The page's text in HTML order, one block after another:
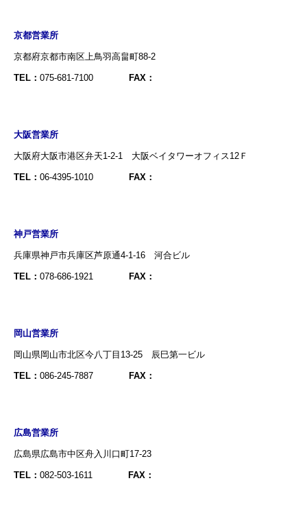
京都営業所
京都府京都市南区上鳥羽高畠町88-2
TEL： 075-681-7100 FAX：
大阪営業所
大阪府大阪市港区弁天1-2-1 大阪ベイタワーオフィス12Ｆ
TEL： 06-4395-1010 FAX：
神戸営業所
兵庫県神戸市兵庫区芦原通4-1-16 河合ビル
TEL： 078-686-1921 FAX：
岡山営業所
岡山県岡山市北区今八丁目13-25 辰巳第一ビル
TEL： 086-245-7887 FAX：
広島営業所
広島県広島市中区舟入川口町17-23
TEL： 082-503-1611 FAX：